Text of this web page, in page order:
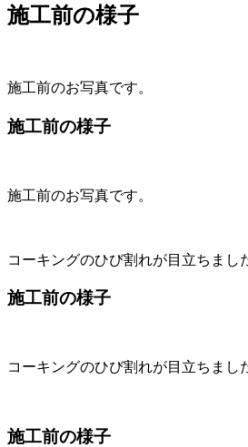
施工前の様子
施工前のお写真です。
施工前の様子
施工前のお写真です。
コーキングのひび割れが目立ちまし
施工前の様子
コーキングのひび割れが目立ちまし
施工前の様子